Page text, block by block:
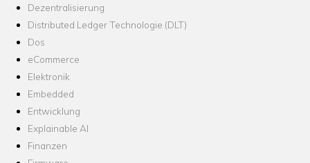
Dezentralisierung
Distributed Ledger Technologie (DLT)
Dos
eCommerce
Elektronik
Embedded
Entwicklung
Explainable AI
Finanzen